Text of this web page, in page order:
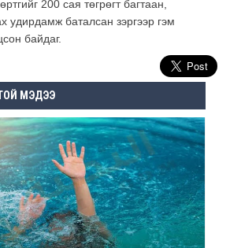
200 сая төгрөгт багтаан,
удирдамж баталсан зэргээр гэм
байдаг.
МЭДЭЭ